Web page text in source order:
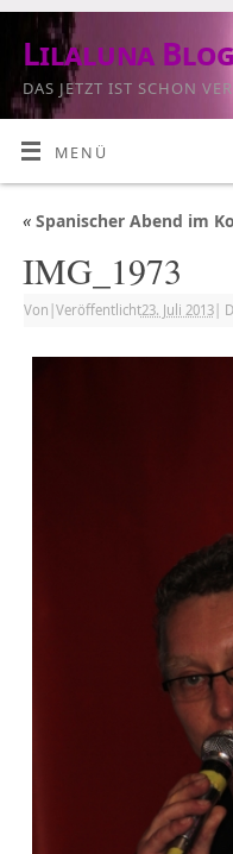
Lilaluna Blog
DAS JETZT IST SCHON
MENÜ
«Spanischer Abend im
IMG_1973
Von Veröffentlicht23. Juli 2013|